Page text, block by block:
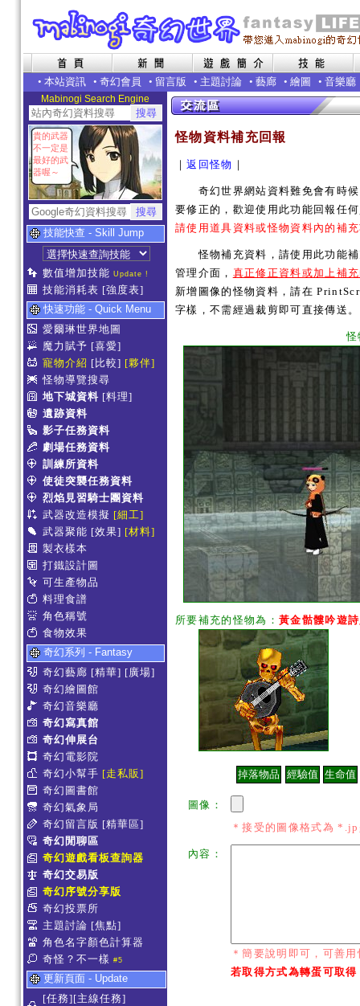
• 本站資訊 • 奇幻會員 • 留言版 • 主題討論 • 藝廊 • 繪圖 • 音樂廳
Mabinogi Search Engine
貴的武器
不一定是
最好的武
器喔～
技能快查 - Skill Jump
數值增加技能 Update !
技能消耗表 [強度表]
快速功能 - Quick Menu
愛爾琳世界地圖
魔力賦予 [喜愛]
寵物介紹 [比較] [夥伴]
怪物導覽搜尋
地下城資料 [料理]
遺跡資料
影子任務資料
劇場任務資料
訓練所資料
使徒突襲任務資料
烈焰見習騎士團資料
武器改造模擬 [細工]
武器聚能 [效果] [材料]
製衣樣本
打鐵設計圖
可生產物品
料理食譜
角色稱號
食物效果
奇幻系列 - Fantasy
奇幻藝廊 [精華] [廣場]
奇幻繪圖館
奇幻音樂廳
奇幻寫真館
奇幻伸展台
奇幻電影院
奇幻小幫手 [走私販]
奇幻圖書館
奇幻氣象局
奇幻留言版 [精華區]
奇幻閒聊區
奇幻遊戲看板查詢器
奇幻交易版
奇幻序號分享版
奇幻投票所
主題討論 [焦點]
角色名字顏色計算器
奇怪？不一樣 #5
更新頁面 - Update
[任務][主線任務]
怪物資料補充回報
｜返回怪物 ｜
奇幻世界網站資料難免會有時候
要修正的，歡迎使用此功能回報任
請使用道具資料或怪物資料內的補
怪物補充資料，請使用此功能補
管理介面， 真正修正資料或加上補
新增圖像的怪物資料，請在
字樣，不需經過裁剪即可直接傳送。
怪
所要補充的怪物為： 黃金骷髏吟遊
圖像：
＊接受的圖像格式為
內容：
＊簡要說明即可，可善
若取得方式為轉蛋可取